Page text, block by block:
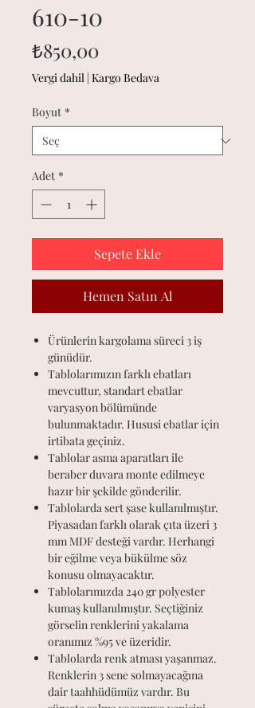
610-10
₺850,00
Vergi dahil Kargo Bedava
Boyut *
Adet *
Sepete Ekle
Hemen Satın Al
Ürünlerin kargolama süreci 3 iş
günüdür.
Tablolarımızın farklı ebatları
mevcuttur, standart ebatlar
varyasyon bölümünde
bulunmaktadır. Hususi ebatlar için
irtibata geçiniz.
Tablolar asma aparatları ile
beraber duvara monte edilmeye
hazır bir şekilde gönderilir.
Tablolarda sert şase kullanılmıştır.
Piyasadan farklı olarak çıta üzeri 3
mm MDF desteği vardır. Herhangi
bir eğilme veya bükülme söz
konusu olmayacaktır.
Tablolarımızda 240 gr polyester
kumaş kullanılmıştır. Seçtiğiniz
görselin renklerini yakalama
oranımız %95 ve üzeridir.
Tablolarda renk atması yaşanmaz.
Renklerin 3 sene solmayacağına
dair taahhüdümüz vardır. Bu